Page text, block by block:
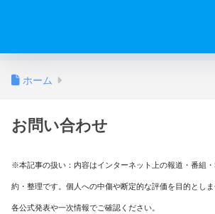
ホーム
お問い合わせ
※本記事の扱い：内容はインターネット上の報道・番組
約・整理です。個人への中傷や断定的な評価を目的とし
各公式発表や一次情報でご確認ください。